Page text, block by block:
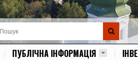
ПУБЛІЧНА ІНФОРМАЦІЯ